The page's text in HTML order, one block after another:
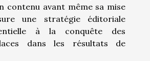
contenu avant même sa mise
une stratégie éditoriale
à la conquête des
dans les résultats de